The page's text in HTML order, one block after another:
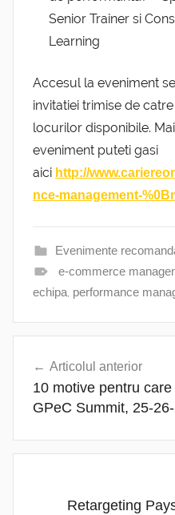
Senior Trainer si
Learning
Accesul la eveniment
invitatiei trimise de
locurilor disponibile.
eveniment puteti gasi
aici http://
nce-management-
Evenimente
e-commerce
echipa, performance
articole
Articolul anterior
10 motive pentru
GPeC Summit, 25-
Retargeting